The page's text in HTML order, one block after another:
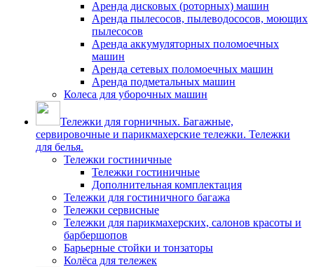
Аренда дисковых (роторных) машин
Аренда пылесосов, пылеводососов, моющих
пылесосов
Аренда аккумуляторных поломоечных
машин
Аренда сетевых поломоечных машин
Аренда подметальных машин
Колеса для уборочных машин
Тележки для горничных. Багажные,
сервировочные и парикмахерские тележки. Тележки
для белья.
Тележки гостиничные
Тележки гостиничные
Дополнительная комплектация
Тележки для гостиничного багажа
Тележки сервисные
Тележки для парикмахерских, салонов красоты и
барбершопов
Барьерные стойки и тонзаторы
Колёса для тележек